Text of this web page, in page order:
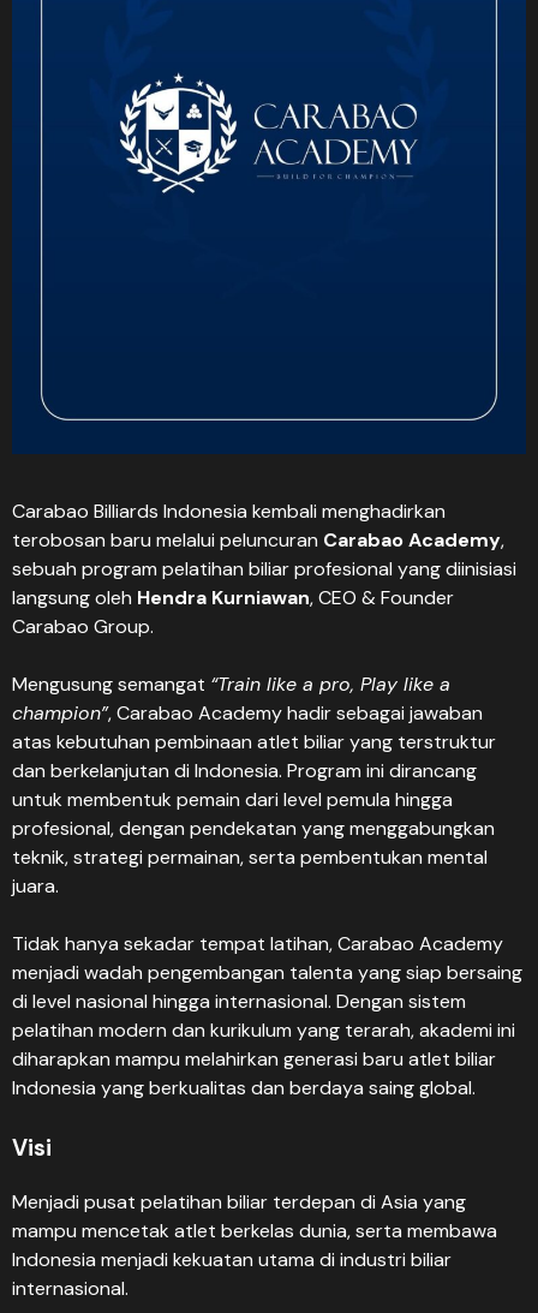
Carabao Billiards Indonesia kembali menghadirkan
terobosan baru melalui peluncuran Carabao Academy,
sebuah program pelatihan biliar profesional yang diinisiasi
langsung oleh Hendra Kurniawan, CEO & Founder
Carabao Group.
Mengusung semangat “Train like a pro, Play like a
champion”, Carabao Academy hadir sebagai jawaban
atas kebutuhan pembinaan atlet biliar yang terstruktur
dan berkelanjutan di Indonesia. Program ini dirancang
untuk membentuk pemain dari level pemula hingga
profesional, dengan pendekatan yang menggabungkan
teknik, strategi permainan, serta pembentukan mental
juara.
Tidak hanya sekadar tempat latihan, Carabao Academy
menjadi wadah pengembangan talenta yang siap bersaing
di level nasional hingga internasional. Dengan sistem
pelatihan modern dan kurikulum yang terarah, akademi ini
diharapkan mampu melahirkan generasi baru atlet biliar
Indonesia yang berkualitas dan berdaya saing global.
Visi
Menjadi pusat pelatihan biliar terdepan di Asia yang
mampu mencetak atlet berkelas dunia, serta membawa
Indonesia menjadi kekuatan utama di industri biliar
internasional.